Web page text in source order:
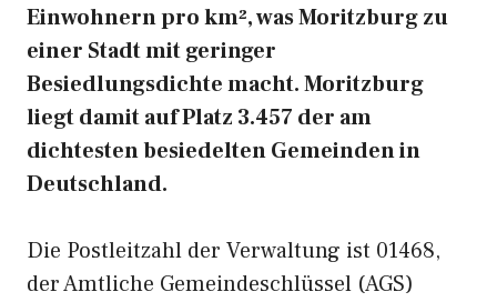
Einwohnern pro km², was Moritzburg zu
einer Stadt mit geringer
Besiedlungsdichte macht. Moritzburg
liegt damit auf Platz 3.457 der am
dichtesten besiedelten Gemeinden in
Deutschland.
Die Postleitzahl der Verwaltung ist 01468,
der Amtliche Gemeindeschlüssel (AGS)